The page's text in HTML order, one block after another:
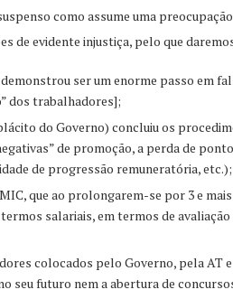
como assume uma
de evidente injustiça, pelo que
ser um enorme passo em
dos trabalhadores];
do Governo) concluiu os
de promoção, a perda de
de progressão remuneratória, etc.);
que ao prolongarem-se por 3 e
salariais, em termos de
colocados pelo Governo, pela AT
seu futuro nem a abertura de